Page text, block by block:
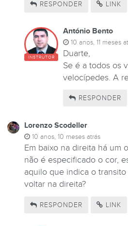
RESPONDER LINK
INSTRUTOR
António Bento
10 anos, 11 meses
Duarte,
Se é a todos os
velocípedes. A
RESPONDER
Lorenzo Scodeller
10 anos, 10 meses atrás
Em baixo na direita há um
não é especificado o cor,
aquilo que indica o
voltar na direita?
RESPONDER LINK